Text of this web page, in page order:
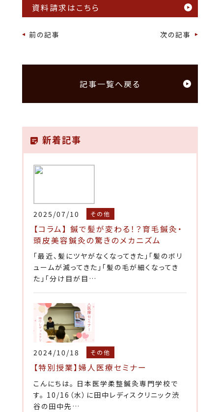
資料請求はこちら
前の記事 次の記事
記事一覧へ戻る
新着記事
2025/07/10 その他
【コラム】 鍼で髪が変わる！？育毛鍼灸・
頭皮美容鍼灸の驚きのメカニズム
「最近、髪にツヤがなくなってきた」「髪のボリ
ュームが減ってきた」「髪の毛が細くなってき
た」「分け目が目…
2024/10/18 その他
【特別授業】婦人医療セミナー
こんにちは。 日本医学柔整鍼灸専門学校で
す。 10/16（水）に田中レディスクリニック渋
谷の田中先…